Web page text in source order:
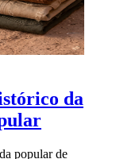
da
popular de